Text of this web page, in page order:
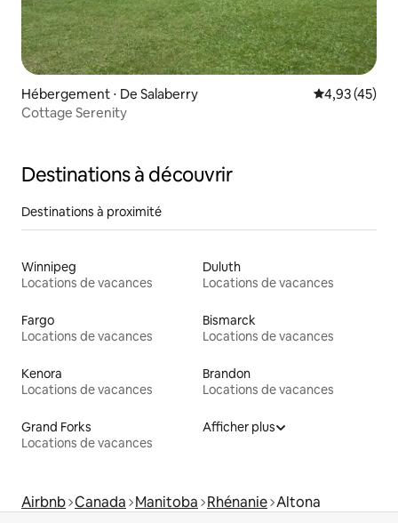
Hébergement ⋅ De Salaberry Évaluation
4,93 (45)
Cottage Serenity
Destinations à découvrir
Destinations à proximité
Winnipeg
Locations de vacances
Duluth
Locations de vacances
Fargo
Locations de vacances
Bismarck
Locations de vacances
Kenora
Locations de vacances
Brandon
Locations de vacances
Grand Forks
Locations de vacances
Afficher plus
Airbnb Canada Manitoba Rhénanie Altona